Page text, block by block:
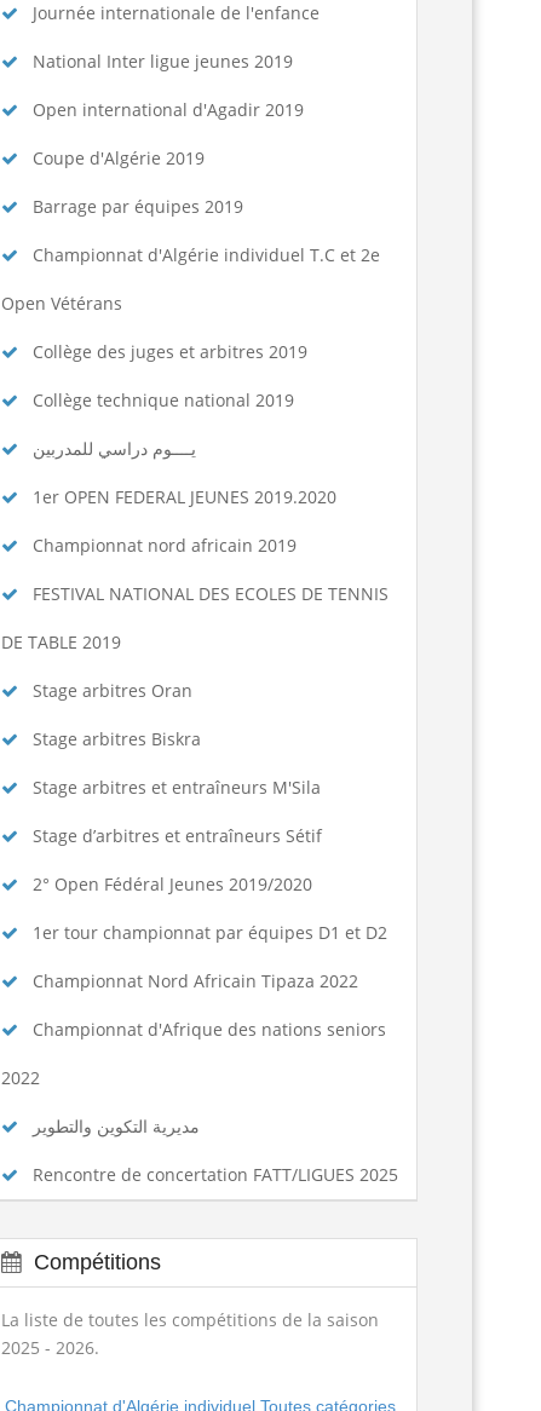
Journée internationale de l'enfance
National Inter ligue jeunes 2019
Open international d'Agadir 2019
Coupe d'Algérie 2019
Barrage par équipes 2019
Championnat d'Algérie individuel T.C et 2e
Open Vétérans
Collège des juges et arbitres 2019
Collège technique national 2019
يــــوم دراسي للمدربين
1er OPEN FEDERAL JEUNES 2019.2020
Championnat nord africain 2019
FESTIVAL NATIONAL DES ECOLES DE TENNIS
DE TABLE 2019
Stage arbitres Oran
Stage arbitres Biskra
Stage arbitres et entraîneurs M'Sila
Stage d’arbitres et entraîneurs Sétif
2° Open Fédéral Jeunes 2019/2020
1er tour championnat par équipes D1 et D2
Championnat Nord Africain Tipaza 2022
Championnat d'Afrique des nations seniors
2022
مديرية التكوين والتطوير
Rencontre de concertation FATT/LIGUES 2025
Compétitions
La liste de toutes les compétitions de la saison
2025 - 2026.
Championnat d'Algérie individuel Toutes catégories